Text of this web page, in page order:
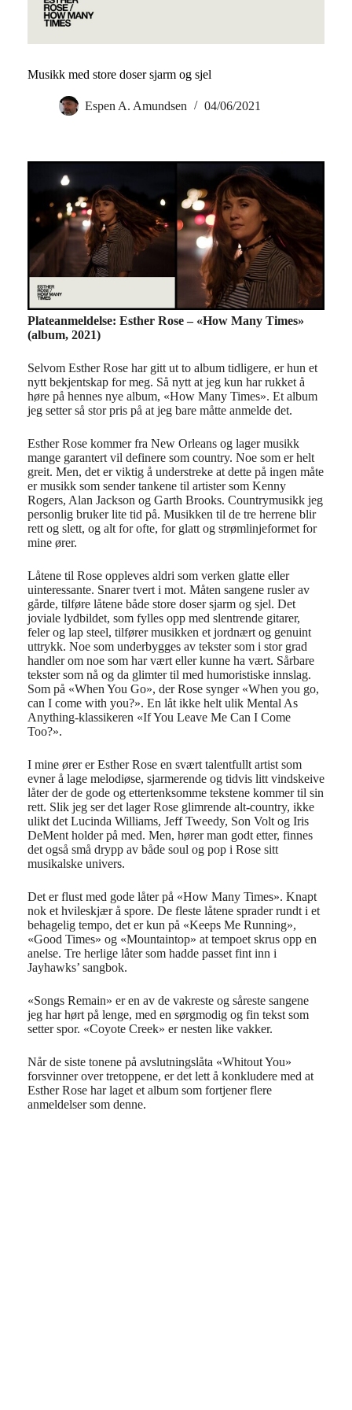
Musikk med store doser sjarm og sjel
Espen A. Amundsen 04/06/2021
Plateanmeldelse: Esther Rose – «How Many Times»
(album, 2021)
Selvom Esther Rose har gitt ut to album tidligere, er hun et
nytt bekjentskap for meg. Så nytt at jeg kun har rukket å
høre på hennes nye album, «How Many Times». Et album
jeg setter så stor pris på at jeg bare måtte anmelde det.
Esther Rose kommer fra New Orleans og lager musikk
mange garantert vil definere som country. Noe som er helt
greit. Men, det er viktig å understreke at dette på ingen måte
er musikk som sender tankene til artister som Kenny
Rogers, Alan Jackson og Garth Brooks. Countrymusikk jeg
personlig bruker lite tid på. Musikken til de tre herrene blir
rett og slett, og alt for ofte, for glatt og strømlinjeformet for
mine ører.
Låtene til Rose oppleves aldri som verken glatte eller
uinteressante. Snarer tvert i mot. Måten sangene rusler av
gårde, tilføre låtene både store doser sjarm og sjel. Det
joviale lydbildet, som fylles opp med slentrende gitarer,
feler og lap steel, tilfører musikken et jordnært og genuint
uttrykk. Noe som underbygges av tekster som i stor grad
handler om noe som har vært eller kunne ha vært. Sårbare
tekster som nå og da glimter til med humoristiske innslag.
Som på «When You Go», der Rose synger «When you go,
can I come with you?». En låt ikke helt ulik Mental As
Anything-klassikeren «If You Leave Me Can I Come
Too?».
I mine ører er Esther Rose en svært talentfullt artist som
evner å lage melodiøse, sjarmerende og tidvis litt vindskeive
låter der de gode og ettertenksomme tekstene kommer til sin
rett. Slik jeg ser det lager Rose glimrende alt-country, ikke
ulikt det Lucinda Williams, Jeff Tweedy, Son Volt og Iris
DeMent holder på med. Men, hører man godt etter, finnes
det også små drypp av både soul og pop i Rose sitt
musikalske univers.
Det er flust med gode låter på «How Many Times». Knapt
nok et hvileskjær å spore. De fleste låtene sprader rundt i et
behagelig tempo, det er kun på «Keeps Me Running»,
«Good Times» og «Mountaintop» at tempoet skrus opp en
anelse. Tre herlige låter som hadde passet fint inn i
Jayhawks’ sangbok.
«Songs Remain» er en av de vakreste og såreste sangene
jeg har hørt på lenge, med en sørgmodig og fin tekst som
setter spor. «Coyote Creek» er nesten like vakker.
Når de siste tonene på avslutningslåta «Whitout You»
forsvinner over tretoppene, er det lett å konkludere med at
Esther Rose har laget et album som fortjener flere
anmeldelser som denne.